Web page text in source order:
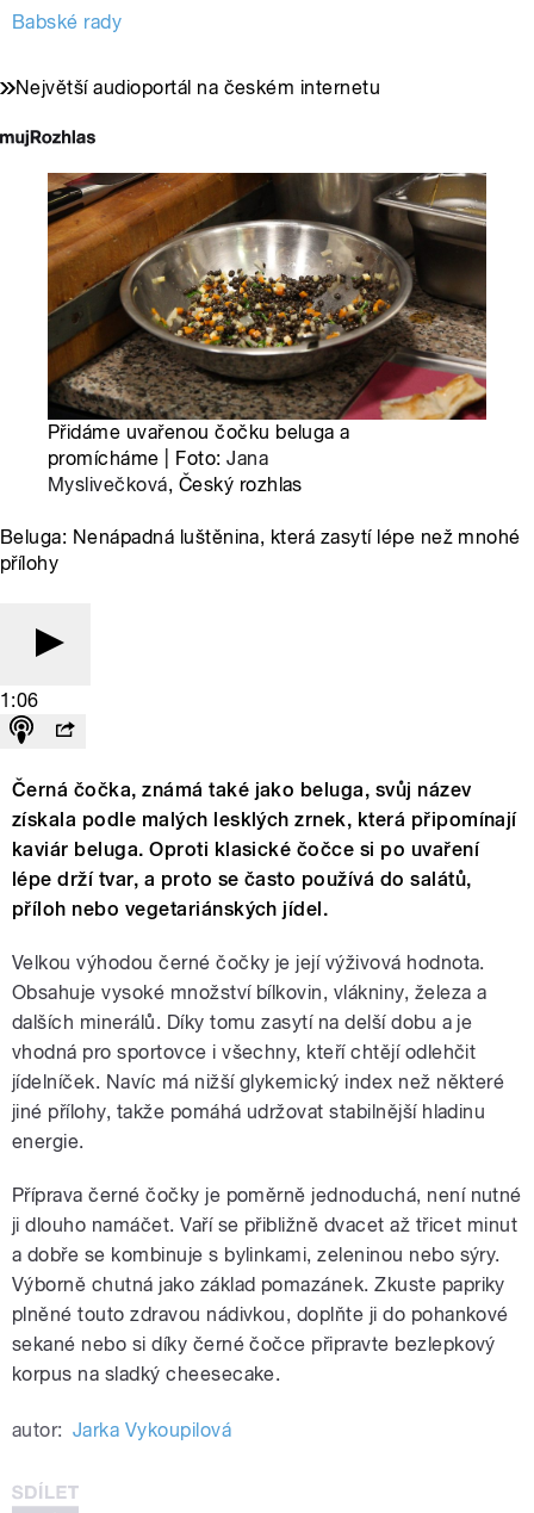
Babské rady
Největší audioportál na českém internetu
Přidáme uvařenou čočku beluga a
promícháme | Foto:Jana
Myslivečková, Český rozhlas
Beluga: Nenápadná luštěnina, která zasytí lépe než mnohé
přílohy
1:06
Černá čočka, známá také jako beluga, svůj název
získala podle malých lesklých zrnek, která připomínají
kaviár beluga. Oproti klasické čočce si po uvaření
lépe drží tvar, a proto se často používá do salátů,
příloh nebo vegetariánských jídel.
Velkou výhodou černé čočky je její výživová hodnota.
Obsahuje vysoké množství bílkovin, vlákniny, železa a
dalších minerálů. Díky tomu zasytí na delší dobu a je
vhodná pro sportovce i všechny, kteří chtějí odlehčit
jídelníček. Navíc má nižší glykemický index než některé
jiné přílohy, takže pomáhá udržovat stabilnější hladinu
energie.
Příprava černé čočky je poměrně jednoduchá, není nutné
ji dlouho namáčet. Vaří se přibližně dvacet až třicet minut
a dobře se kombinuje s bylinkami, zeleninou nebo sýry.
Výborně chutná jako základ pomazánek. Zkuste papriky
plněné touto zdravou nádivkou, doplňte ji do pohankové
sekané nebo si díky černé čočce připravte bezlepkový
korpus na sladký cheesecake.
autor: Jarka Vykoupilová